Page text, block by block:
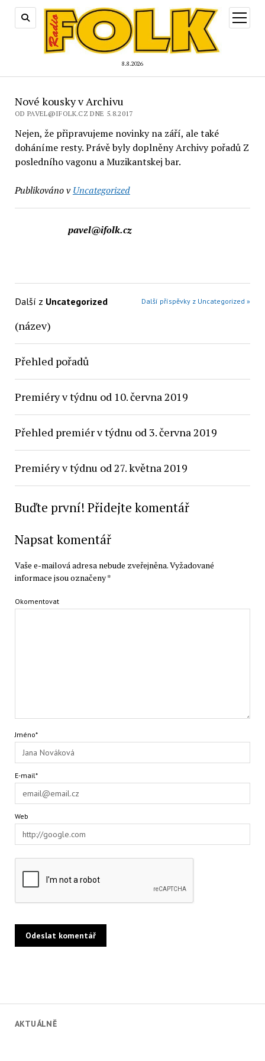
8.8.2026
otevřít
menu
AKTUÁLNĚ
Nové kousky v Archivu
OD PAVEL@IFOLK.CZ DNE 5.8.2017
Nejen, že připravujeme novinky na září, ale také
doháníme resty. Právě byly doplněny Archivy pořadů Z
posledního vagonu a Muzikantskej bar.
Publikováno v Uncategorized
pavel@ifolk.cz
Další z Uncategorized Další příspěvky z Uncategorized »
(název)
Přehled pořadů
Premiéry v týdnu od 10. června 2019
Přehled premiér v týdnu od 3. června 2019
Premiéry v týdnu od 27. května 2019
Buďte první! Přidejte komentář
Napsat komentář
Vaše e-mailová adresa nebude zveřejněna.Vyžadované
informace jsou označeny*
Okomentovat
Jméno*
E-mail*
Web